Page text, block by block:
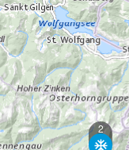
2